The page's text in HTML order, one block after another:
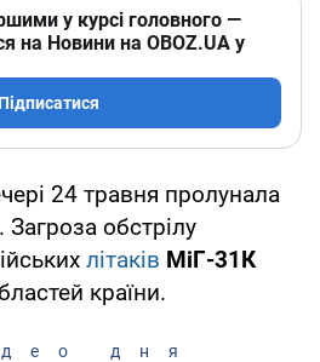
у курсі головного —
на Новини на OBOZ.UA у
Підписатися
24 травня пролунала
. Загроза обстрілу
літаків МіГ-31К
країни.
дня